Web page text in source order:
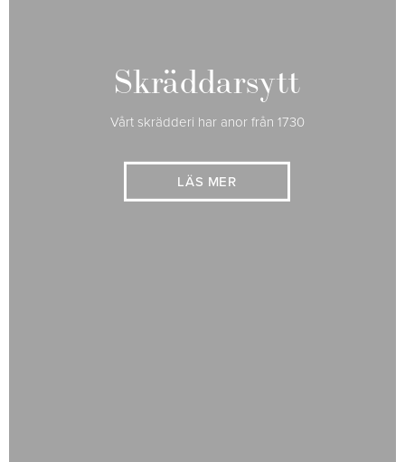
Skräddarsytt
Vårt skrädderi har anor från 1730
LÄS MER